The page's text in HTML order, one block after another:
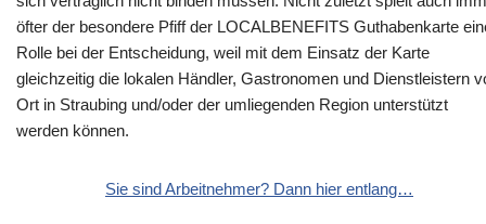
öfter der besondere Pfiff der LOCALBENEFITS Guthabenkarte
Rolle bei der Entscheidung, weil mit dem Einsatz der Karte
gleichzeitig die lokalen Händler, Gastronomen und Dienstleistern
Ort in Straubing und/oder der umliegenden Region unterstützt
werden können.
Sie sind Arbeitnehmer? Dann hier entlang…